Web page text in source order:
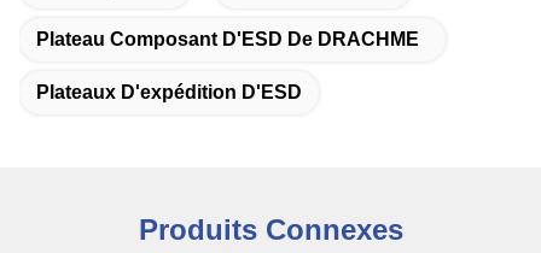
Plateau Composant D'ESD De DRACHME
Plateaux D'expédition D'ESD
Produits Connexes